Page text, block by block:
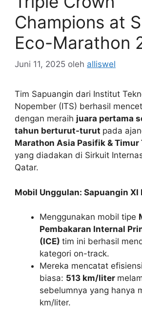
Champions at
Eco-Marathon
Juni 11, 2025 oleh alliswel
Tim Sapuangin dari Institut
Nopember (ITS) berhasil
dengan meraih juara pertama
tahun berturut-turut pada
Marathon Asia Pasifik & Timur
yang diadakan di Sirkuit
Qatar.
Mobil Unggulan: Sapuangin XI
Menggunakan mobil tipe
Pembakaran Internal
(ICE) tim ini berhasil
kategori on-track.
Mereka mencatat
biasa: 513 km/liter
sebelumnya yang hanya
km/liter.